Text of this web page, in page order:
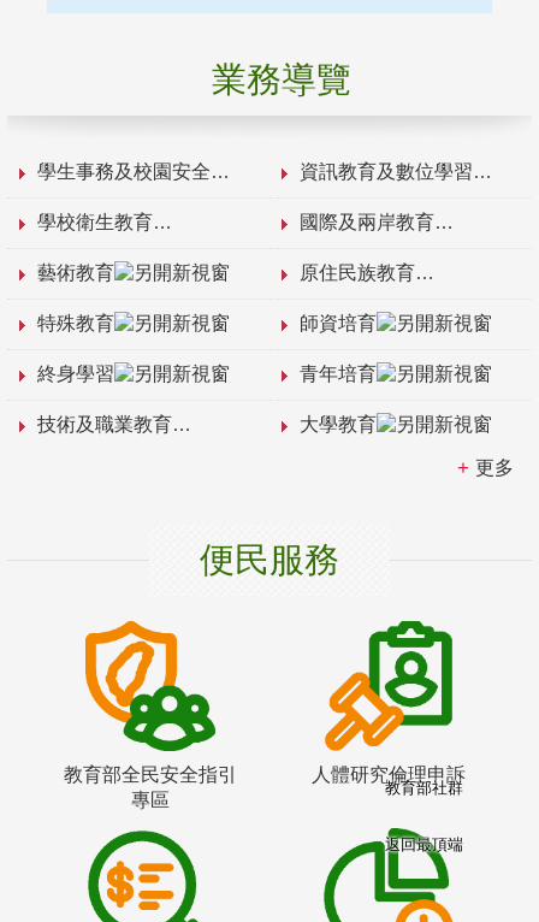
業務導覽
學生事務及校園安全 資訊教育及數位學習
學校衛生教育 國際及兩岸教育
藝術教育 原住民族教育
特殊教育 師資培育
終身學習 青年培育
技術及職業教育 大學教育
更多
便民服務
教育部全民安全指引
專區
人體研究倫理申訴
教育部社群
返回最頂端